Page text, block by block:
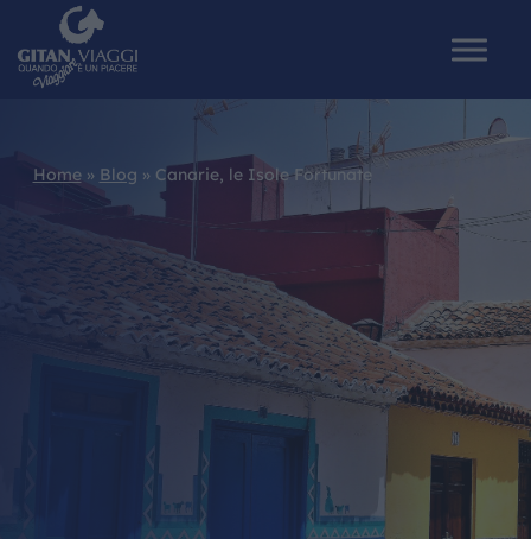
HOME
I NOSTRI VIAGGI
CATALOGHI
IL MONDO GITAN
Home » Blog » Canarie, le Isole Fortunate